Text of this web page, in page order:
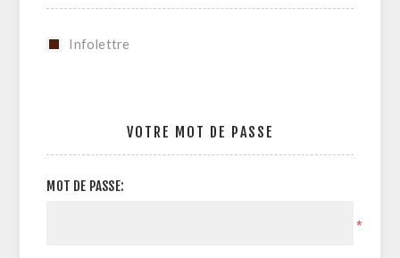
Infolettre
VOTRE MOT DE PASSE
MOT DE PASSE:
*